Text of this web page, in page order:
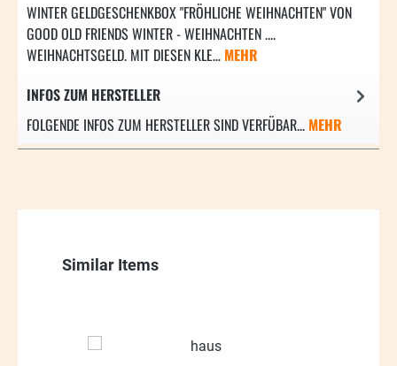
WINTER GELDGESCHENKBOX "FRÖHLICHE WEIHNACHTEN" VON
GOOD OLD FRIENDS WINTER - WEIHNACHTEN ....
WEIHNACHTSGELD. MIT DIESEN KLE… MEHR
INFOS ZUM HERSTELLER
FOLGENDE INFOS ZUM HERSTELLER SIND VERFÜBAR... MEHR
Produktgalerie überspringen
Similar Items